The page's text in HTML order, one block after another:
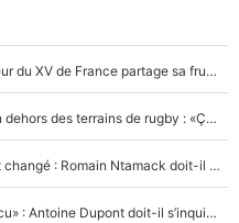
Mis de côté par Fabien Galthié, un joueur du XV de France partage sa frustration : «ils ne me l’ont pas dit tout de suite»
La raison d'être de Matthieu Jalibert en dehors des terrains de rugby : «Ça m'atteint autant que si tu touches à un membre de ma famille»
XV de France - Matthieu Jalibert a tout changé : Romain Ntamack doit-il s’inquiéter pour sa place à un an de la Coupe du monde ?
«Le XV de France est meilleur avec Lucu» : Antoine Dupont doit-il s’inquiéter pour sa place ?